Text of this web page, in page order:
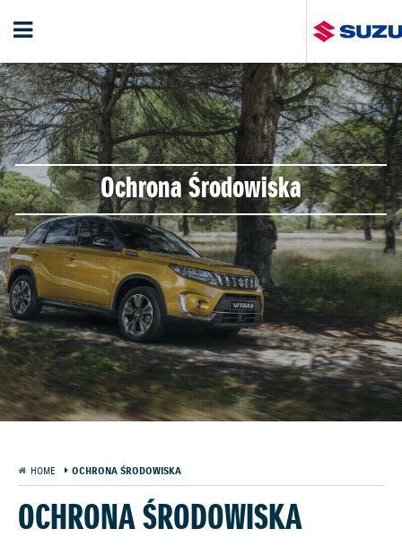
Ochrona Środowiska
HOME OCHRONA ŚRODOWISKA
OCHRONA ŚRODOWISKA